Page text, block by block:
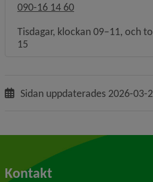
090-16 14 60
Tisdagar, klockan 09–11, och
15
Sidan uppdaterades 2026-03-
Kontakt